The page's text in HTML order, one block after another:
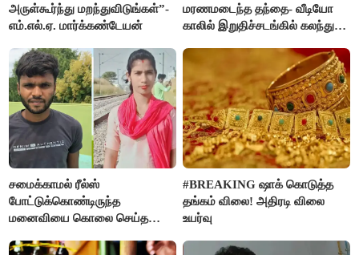
அருள்கூர்ந்து மறந்துவிடுங்கள்”-
எம்.எல்.ஏ. மார்க்கண்டேயன்
மரணமடைந்த தந்தை- வீடியோ
காலில் இறுதிச்சடங்கில் கலந்து
சமைக்காமல் ரீல்ஸ்
போட்டுக்கொண்டிருந்த
மனைவியை கொலை செய்த
#BREAKING ஷாக் கொடுத்த
தங்கம் விலை! அதிரடி விலை
உயர்வு